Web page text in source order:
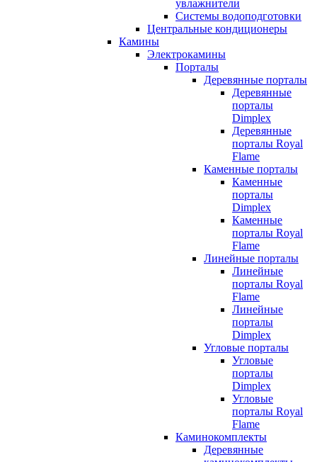
увлажнители
Системы водоподготовки
Центральные кондиционеры
Камины
Электрокамины
Порталы
Деревянные порталы
Деревянные
порталы
Dimplex
Деревянные
порталы Royal
Flame
Каменные порталы
Каменные
порталы
Dimplex
Каменные
порталы Royal
Flame
Линейные порталы
Линейные
порталы Royal
Flame
Линейные
порталы
Dimplex
Угловые порталы
Угловые
порталы
Dimplex
Угловые
порталы Royal
Flame
Каминокомплекты
Деревянные